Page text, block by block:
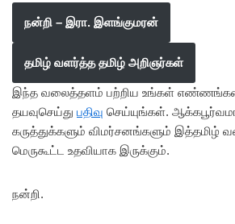
நன்றி – இரா. இளங்குமரன்
தமிழ் வளர்த்த தமிழ் அறிஞர்கள்
இந்த வலைத்தளம் பற்றிய உங்கள்
தயவுசெய்து பதிவு செய்யுங்கள்.
கருத்துக்களும் விமர்சனங்களும் இத்தமிழ்
மெருகூட்ட உதவியாக இருக்கும்.
நன்றி.